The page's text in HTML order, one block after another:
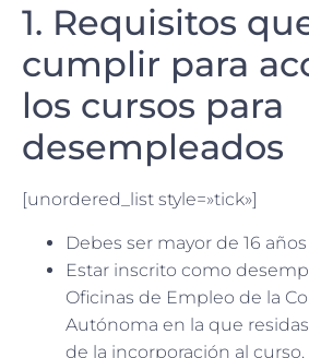
1. Requisitos
cumplir para
los cursos para
desempleados
[unordered_list style=»tick»]
Debes ser mayor de 16 años
Estar inscrito como
Oficinas de Empleo de la
Autónoma en la que
de la incorporación al